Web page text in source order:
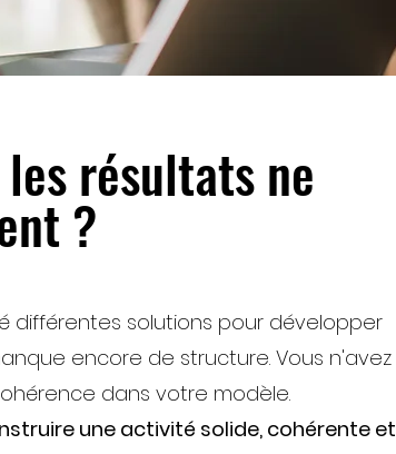
résultats ne
?
différentes solutions pour développer
encore de structure. Vous n'avez
dans votre modèle.
une activité solide, cohérente et